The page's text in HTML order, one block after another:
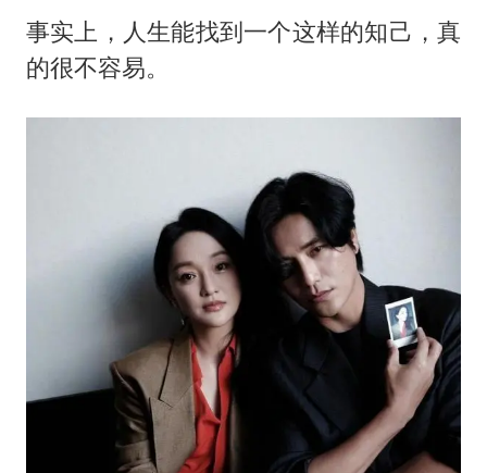
事实上，人生能找到一个这样的知己，真
的很不容易。